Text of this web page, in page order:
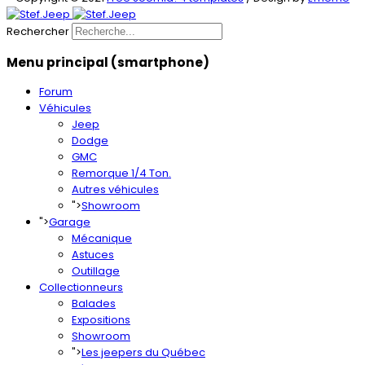
Rechercher
Menu principal (smartphone)
Forum
Véhicules
Jeep
Dodge
GMC
Remorque 1/4 Ton.
Autres véhicules
">Showroom
">Garage
Mécanique
Astuces
Outillage
Collectionneurs
Balades
Expositions
Showroom
">Les jeepers du Québec